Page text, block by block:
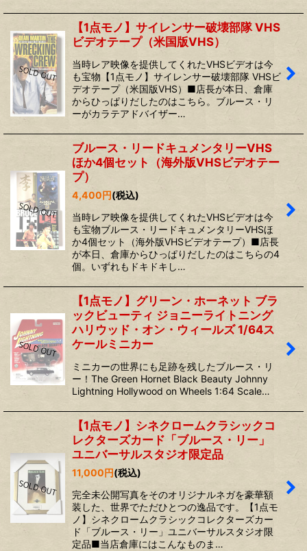
【1点モノ】サイレンサー破壊部隊 VHS
ビデオテープ（米国版VHS）
当時レア映像を提供してくれたVHSビデオは今
も宝物【1点モノ】サイレンサー破壊部隊 VHSビ
デオテープ（米国版VHS）■店長が本日、倉庫
からひっぱりだしたのはこちら。ブルース・リ
ーがカラテアドバイザー…
ブルース・リードキュメンタリーVHS
ほか4個セット（海外版VHSビデオテー
プ）
4,400円(税込)
当時レア映像を提供してくれたVHSビデオは今
も宝物ブルース・リードキュメンタリーVHSほ
か4個セット（海外版VHSビデオテープ）■店長
が本日、倉庫からひっぱりだしたのはこちらの4
個。いずれもドキドキし…
【1点モノ】グリーン・ホーネット ブラ
ックビューティ ジョニーライトニング
ハリウッド・オン・ウィールズ 1/64ス
ケールミニカー
ミニカーの世界にも足跡を残したブルース・リ
ー！The Green Hornet Black Beauty Johnny
Lightning Hollywood on Wheels 1:64 Scale…
【1点モノ】シネクロームクラシックコ
レクターズカード「ブルース・リー」
ユニバーサルスタジオ限定品
11,000円(税込)
完全未公開写真をそのオリジナルネガを豪華額
装した、世界でただひとつの逸品です。【1点モ
ノ】シネクロームクラシックコレクターズカー
ド「ブルース・リー」ユニバーサルスタジオ限
定品■当店倉庫にはこんなものま…